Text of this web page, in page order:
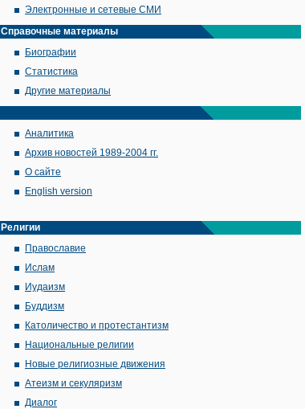
Электронные и сетевые СМИ
Справочные материалы
Биографии
Статистика
Другие материалы
Аналитика
Архив новостей 1989-2004 гг.
О сайте
English version
Религии
Православие
Ислам
Иудаизм
Буддизм
Католичество и протестантизм
Национальные религии
Новые религиозные движения
Атеизм и секуляризм
Диалог